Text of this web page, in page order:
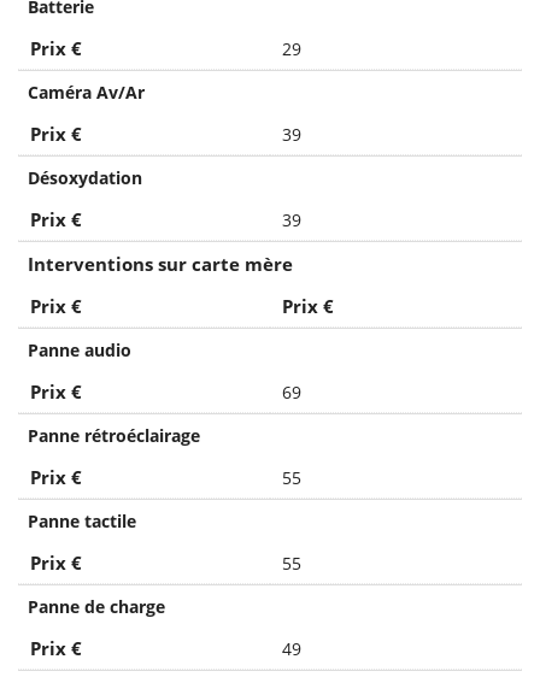
Batterie
Prix €
29
Caméra Av/Ar
Prix €
39
Désoxydation
Prix € 39
Interventions sur carte mère
Prix €
Prix €
Panne audio
Prix €
69
Panne rétroéclairage
Prix €
55
Panne tactile
Prix €
55
Panne de charge
Prix €
49